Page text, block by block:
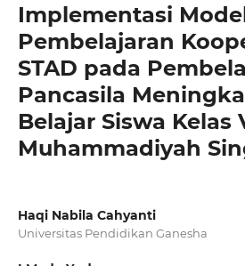
Implementasi
Pembelajaran
STAD pada
Pancasila
Belajar Siswa Kelas
Muhammadiyah
Haqi Nabila Cahyanti
Universitas Pendidikan Ganesha